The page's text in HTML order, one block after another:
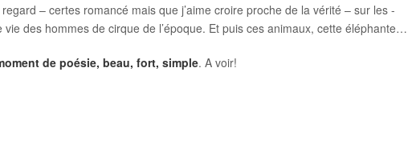
regard – certes romancé mais que j’aime croire proche de la vérité – sur les -
vie des hommes de cirque de l’époque. Et puis ces animaux, cette éléphante…
de poésie, beau, fort, simple. A voir!